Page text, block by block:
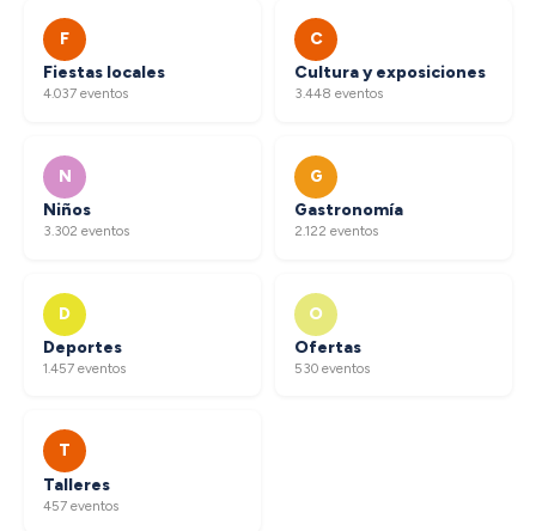
F
Fiestas locales
4.037 eventos
C
Cultura y exposiciones
3.448 eventos
N
Niños
3.302 eventos
G
Gastronomía
2.122 eventos
D
Deportes
1.457 eventos
O
Ofertas
530 eventos
T
Talleres
457 eventos